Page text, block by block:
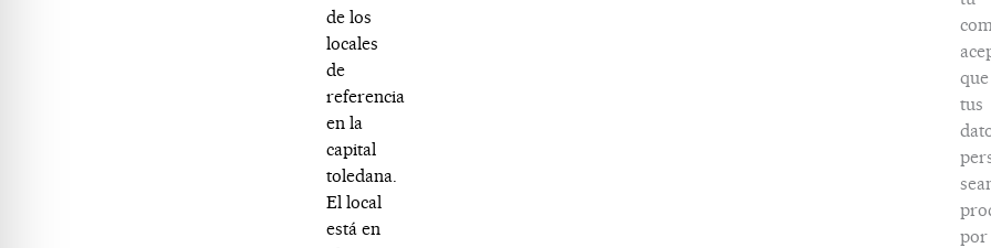
de los
locales
de
referencia
en la
capital
toledana.
El local
está en
que
tus
por